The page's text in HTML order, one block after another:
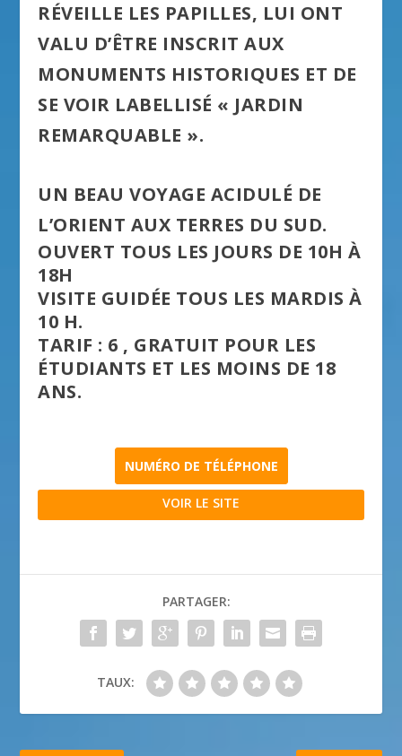
RÉVEILLE LES PAPILLES, LUI ONT
VALU D’ÊTRE INSCRIT AUX
MONUMENTS HISTORIQUES ET DE
SE VOIR LABELLISÉ « JARDIN
REMARQUABLE ».
UN BEAU VOYAGE ACIDULÉ DE
L’ORIENT AUX TERRES DU SUD.
OUVERT TOUS LES JOURS DE 10H À
18H
VISITE GUIDÉE TOUS LES MARDIS À
10 H.
TARIF : 6 , GRATUIT POUR LES
ÉTUDIANTS ET LES MOINS DE 18
ANS.
NUMÉRO DE TÉLÉPHONE
VOIR LE SITE
PARTAGER:
TAUX: